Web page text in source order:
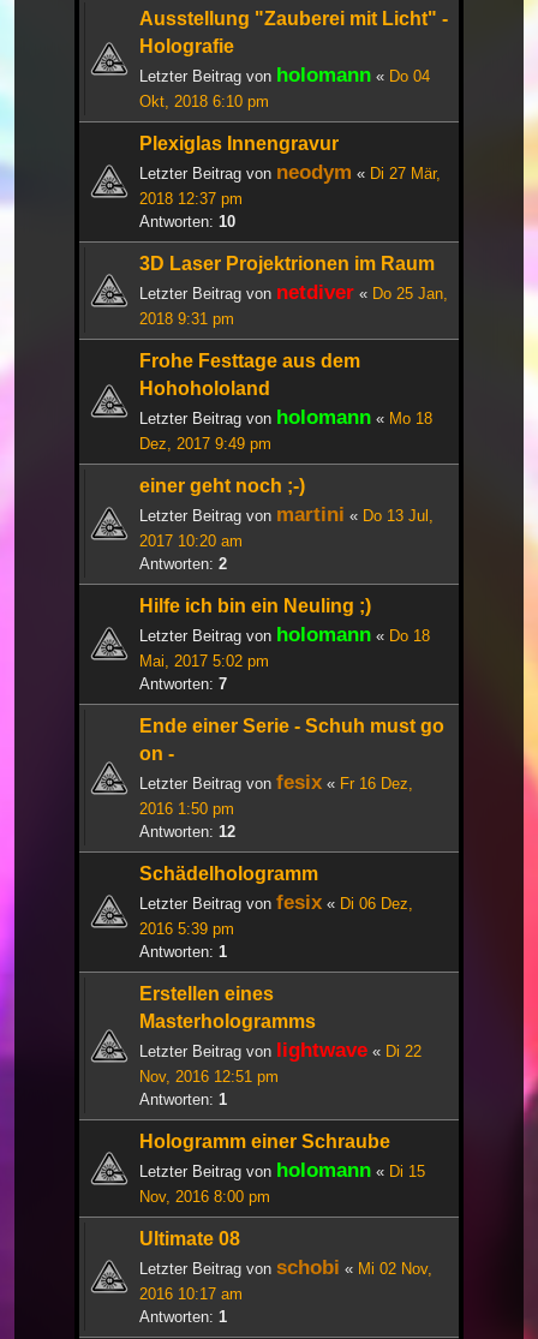
Ausstellung "Zauberei mit Licht" -
Holografie
Letzter Beitrag von holomann « Do 04
Okt, 2018 6:10 pm
Plexiglas Innengravur
Letzter Beitrag von neodym « Di 27 Mär,
2018 12:37 pm
Antworten: 10
3D Laser Projektrionen im Raum
Letzter Beitrag von netdiver « Do 25 Jan,
2018 9:31 pm
Frohe Festtage aus dem
Hohohololand
Letzter Beitrag von holomann « Mo 18
Dez, 2017 9:49 pm
einer geht noch ;-)
Letzter Beitrag von martini « Do 13 Jul,
2017 10:20 am
Antworten: 2
Hilfe ich bin ein Neuling ;)
Letzter Beitrag von holomann « Do 18
Mai, 2017 5:02 pm
Antworten: 7
Ende einer Serie - Schuh must go
on -
Letzter Beitrag von fesix « Fr 16 Dez,
2016 1:50 pm
Antworten: 12
Schädelhologramm
Letzter Beitrag von fesix « Di 06 Dez,
2016 5:39 pm
Antworten: 1
Erstellen eines
Masterhologramms
Letzter Beitrag von lightwave « Di 22
Nov, 2016 12:51 pm
Antworten: 1
Hologramm einer Schraube
Letzter Beitrag von holomann « Di 15
Nov, 2016 8:00 pm
Ultimate 08
Letzter Beitrag von schobi « Mi 02 Nov,
2016 10:17 am
Antworten: 1